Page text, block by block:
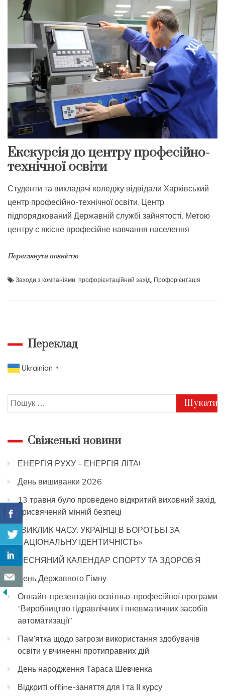
Екскурсія до центру професійно-
технічної освіти
Студенти та викладачі коледжу відвідали Харківський
центр професійно-технічної освіти. Центр
підпорядкований Державній службі зайнятості. Метою
центру є якісне професійне навчання населення
Переглянути повністю
Заходи з компаніями профорієнтаційний захід Профорієнтація
Переклад
Ukrainian ▼
Пошук:
Свіженькі новини
ЕНЕРГІЯ РУХУ – ЕНЕРГІЯ ЛІТА!
День вишиванки 2026
13 травня було проведено відкритий виховний захід,
присвячений мінній безпеці
«ВИКЛИК ЧАСУ: УКРАЇНЦІ В БОРОТЬБІ ЗА
НАЦІОНАЛЬНУ ІДЕНТИЧНІСТЬ»
ВЕСНЯНИЙ КАЛЕНДАР СПОРТУ ТА ЗДОРОВ’Я
День Державного Гімну.
Онлайн-презентацію освітньо-професійної програми
“Виробництво гідравлічних і пневматичних засобів
автоматизації”
Пам’ятка щодо загрози використання здобувачів
освіти у вчиненні протиправних дій
День народження Тараса Шевченка
Відкриті offline-заняття для І та ІІ курсу